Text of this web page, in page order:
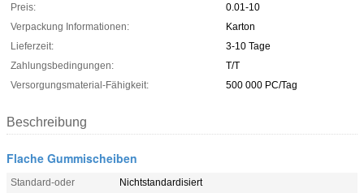
Preis:
0.01-10
Verpackung Informationen:
Karton
Lieferzeit:
3-10 Tage
Zahlungsbedingungen:
T/T
Versorgungsmaterial-Fähigkeit:
500 000 PC/Tag
Beschreibung
Flache Gummischeiben
Standard-oder
Nichtstandardisiert